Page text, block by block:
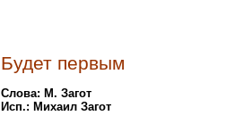
Будет первым
Слова: М. Загот
Исп.: Михаил Загот